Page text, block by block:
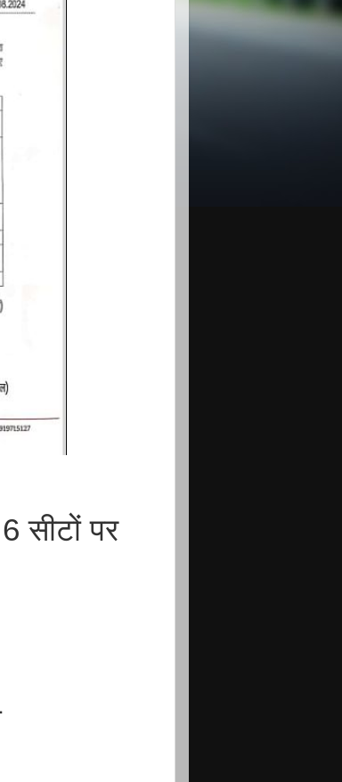
सीटों पर